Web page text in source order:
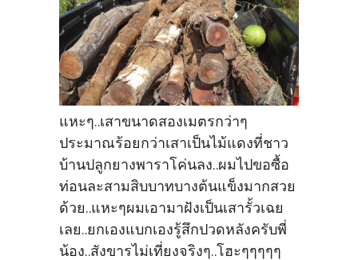
แหะๆ..เสาขนาดสองเมตรกว่าๆ
ประมาณร้อยกว่าเสาเป็นไม้แดงที่ชาว
บ้านปลูกยางพาราโค่นลง..ผมไปขอซื้อ
ท่อนละสามสิบบาทบางต้นแข็งมากสวย
ด้วย..แหะๆผมเอามาฝังเป็นเสารั้วเฉย
เลย..ยกเองแบกเองรู้สึกปวดหลังครับพี่
น้อง..สังขารไม่เที่ยงจริงๆ..โฮะๆๆๆๆๆ